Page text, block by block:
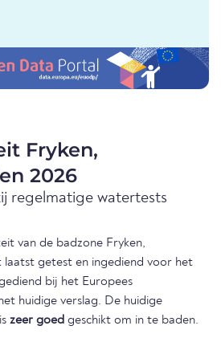
Fryken,
2026
regelmatige watertests
van de badzone Fryken,
laatst getest en ingediend voor het
bij het Europees
huidige verslag. De huidige
zeer goed geschikt om in te baden.